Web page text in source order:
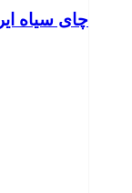
چای سیاه